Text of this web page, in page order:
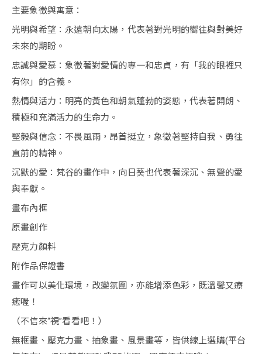
主要象徵與寓意：
光明與希望：永遠朝向太陽，代表著對光明的嚮往與對美好
未來的期盼。
忠誠與愛慕：象徵著對愛情的專一和忠貞，有「我的眼裡只
有你」的含義。
熱情與活力：明亮的黃色和朝氣蓬勃的姿態，代表著開朗、
積極和充滿活力的生命力。
堅毅與信念：不畏風雨，昂首挺立，象徵著堅持自我、勇往
直前的精神。
沉默的愛：梵谷的畫作中，向日葵也代表著深沉、無聲的愛
與奉獻。
畫布內框
原畫創作
壓克力顏料
附作品保證書
畫作可以美化環境，改變氛圍，亦能增添色彩，既溫馨又療
癒喔！
（不信來“視”看看吧！）
無框畫、壓克力畫、抽象畫、風景畫等，皆供線上選購(平台